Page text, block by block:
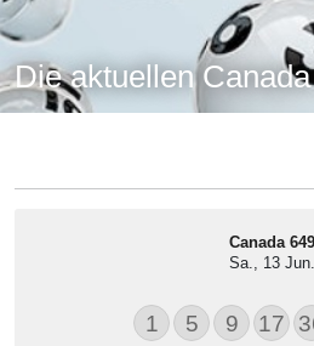
Die aktuellen
Canada 649
Sa., 13 Jun.
1 5 9 17